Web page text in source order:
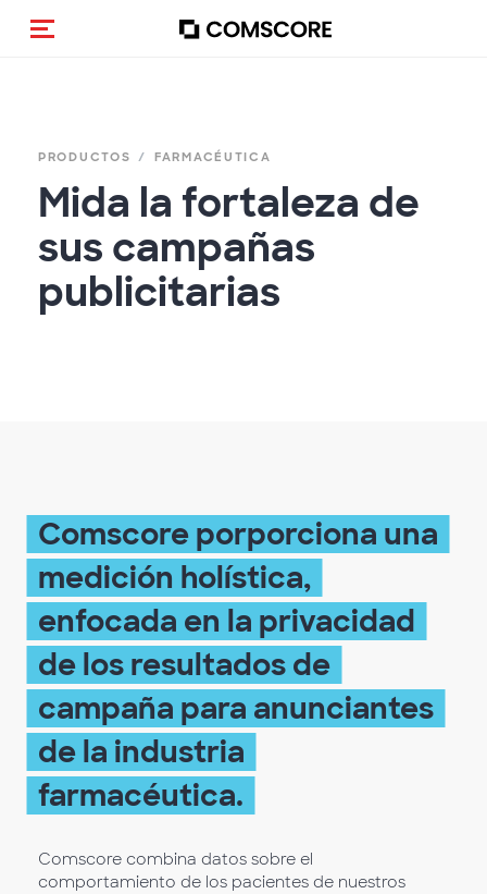
Activar navegación
PRODUCTOS FARMACÉUTICA
Mida la fortaleza de
sus campañas
publicitarias
Comscore porporciona una
medición holística,
enfocada en la privacidad
de los resultados de
campaña para anunciantes
de la industria
farmacéutica.
Comscore combina datos sobre el
comportamiento de los pacientes de nuestros